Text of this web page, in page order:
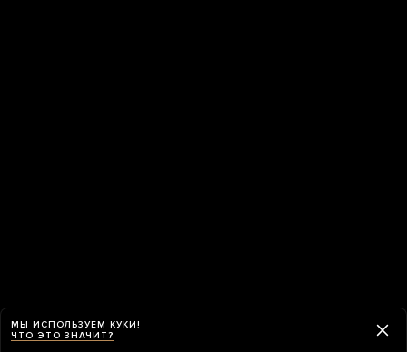
МЫ ИСПОЛЬЗУЕМ КУКИ!
ЧТО ЭТО ЗНАЧИТ?